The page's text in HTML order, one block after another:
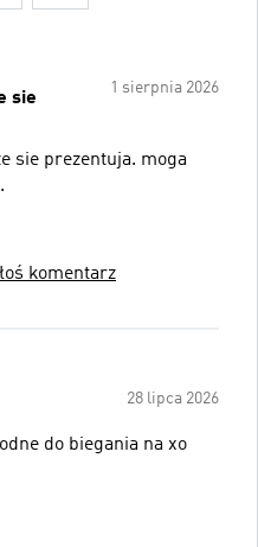
1 sierpnia 2026
sie
sie prezentuja. moga
komentarz
28 lipca 2026
do biegania na xo